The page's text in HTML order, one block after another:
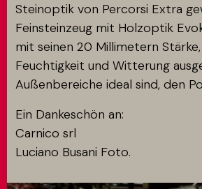
Steinoptik von Percorsi Extra
Feinsteinzeug mit Holzoptik
mit seinen 20 Millimetern
Feuchtigkeit und Witterung
Außenbereiche ideal sind, den
Ein Dankeschön an:
Carnico srl
Luciano Busani Foto.